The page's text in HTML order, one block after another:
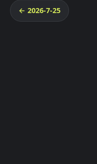
← 2026-7-25